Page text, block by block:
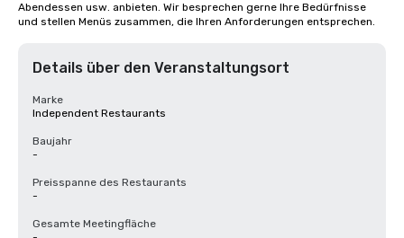
Abendessen usw. anbieten. Wir besprechen gerne Ihre Bedürfnisse
und stellen Menüs zusammen, die Ihren Anforderungen entsprechen.
Details über den Veranstaltungsort
Marke
Independent Restaurants
Baujahr
-
Preisspanne des Restaurants
-
Gesamte Meetingfläche